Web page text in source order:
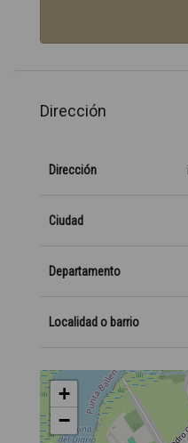
Dirección
Dirección
Ciudad
Departamento
Localidad o barrio
+
−